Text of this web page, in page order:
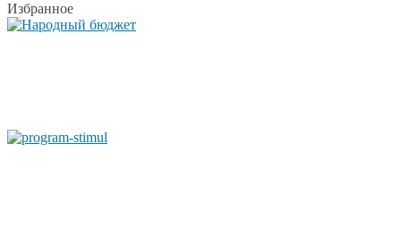
Избранное